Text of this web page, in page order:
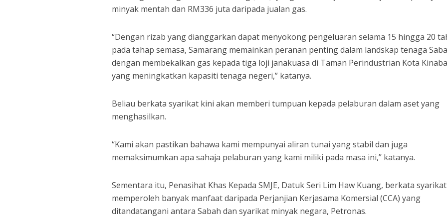
minyak mentah dan RM336 juta daripada jualan gas.
“Dengan rizab yang dianggarkan dapat menyokong pengeluaran selama 15 hingga 20
pada tahap semasa, Samarang memainkan peranan penting dalam landskap tenaga
dengan membekalkan gas kepada tiga loji janakuasa di Taman Perindustrian Kota
yang meningkatkan kapasiti tenaga negeri,” katanya.
Beliau berkata syarikat kini akan memberi tumpuan kepada pelaburan dalam aset yang
menghasilkan.
“Kami akan pastikan bahawa kami mempunyai aliran tunai yang stabil dan juga
memaksimumkan apa sahaja pelaburan yang kami miliki pada masa ini,” katanya.
Sementara itu, Penasihat Khas Kepada SMJE, Datuk Seri Lim Haw Kuang, berkata
memperoleh banyak manfaat daripada Perjanjian Kerjasama Komersial (CCA) yang
ditandatangani antara Sabah dan syarikat minyak negara, Petronas.